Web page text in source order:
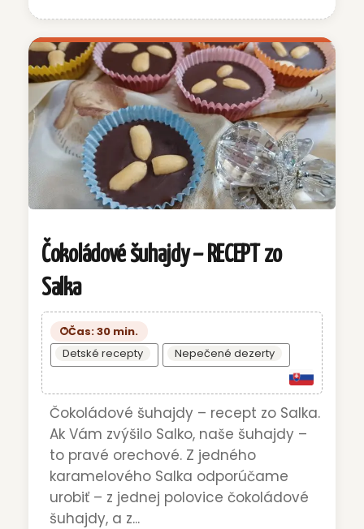
Čokoládové šuhajdy – RECEPT zo
Salka
Čas: 30 min.
Detské recepty
Nepečené dezerty
Čokoládové šuhajdy – recept zo Salka.
Ak Vám zvýšilo Salko, naše šuhajdy –
to pravé orechové. Z jedného
karamelového Salka odporúčame
urobiť – z jednej polovice čokoládové
šuhajdy, a z...